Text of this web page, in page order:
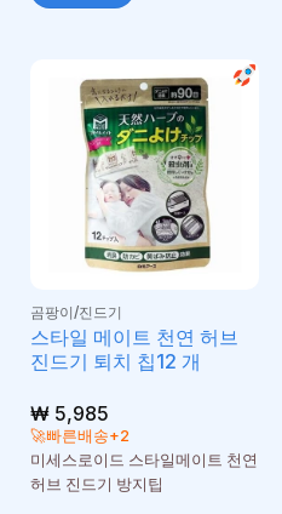
곰팡이/진드기
스타일 메이트 천연 허브
진드기 퇴치 칩12 개
₩5,985
🚀빠른배송+2
미세스로이드 스타일메이트 천연
허브 진드기 방지팁